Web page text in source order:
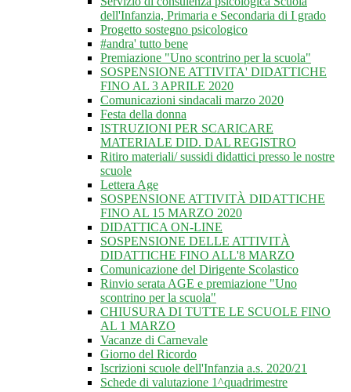
dell'Infanzia, Primaria e Secondaria di I grado
Progetto sostegno psicologico
#andra' tutto bene
Premiazione "Uno scontrino per la scuola"
SOSPENSIONE ATTIVITA' DIDATTICHE
FINO AL 3 APRILE 2020
Comunicazioni sindacali marzo 2020
Festa della donna
ISTRUZIONI PER SCARICARE
MATERIALE DID. DAL REGISTRO
Ritiro materiali/ sussidi didattici presso le nostre
scuole
Lettera Age
SOSPENSIONE ATTIVITÀ DIDATTICHE
FINO AL 15 MARZO 2020
DIDATTICA ON-LINE
SOSPENSIONE DELLE ATTIVITÀ
DIDATTICHE FINO ALL'8 MARZO
Comunicazione del Dirigente Scolastico
Rinvio serata AGE e premiazione "Uno
scontrino per la scuola"
CHIUSURA DI TUTTE LE SCUOLE FINO
AL 1 MARZO
Vacanze di Carnevale
Giorno del Ricordo
Iscrizioni scuole dell'Infanzia a.s. 2020/21
Schede di valutazione 1^quadrimestre